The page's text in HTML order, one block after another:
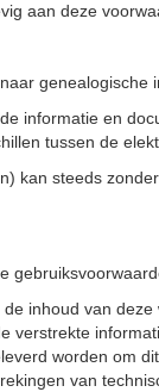
aan deze
genealogische
informatie en
tussen de
kan steeds
inhoud van
verstrekte
worden om
van